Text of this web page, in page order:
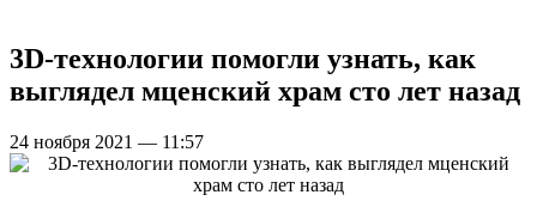
3D-технологии помогли узнать, как
выглядел мценский храм сто лет назад
24 ноября 2021 — 11:57